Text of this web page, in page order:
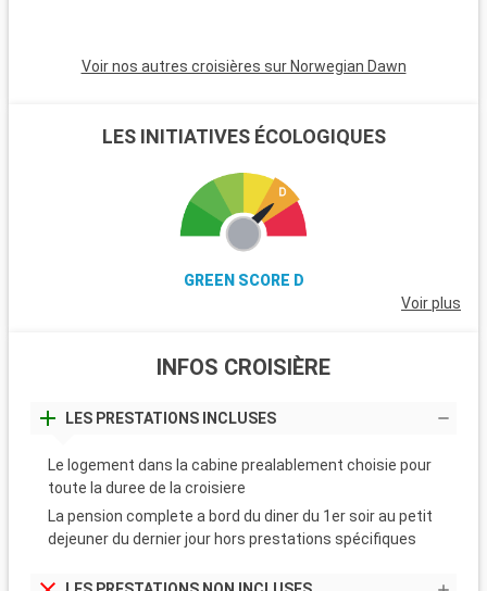
Voir nos autres croisières sur Norwegian Dawn
LES INITIATIVES ÉCOLOGIQUES
GREEN SCORE D
Voir plus
INFOS CROISIÈRE
LES PRESTATIONS INCLUSES
Le logement dans la cabine prealablement choisie pour
toute la duree de la croisiere
La pension complete a bord du diner du 1er soir au petit
dejeuner du dernier jour hors prestations spécifiques